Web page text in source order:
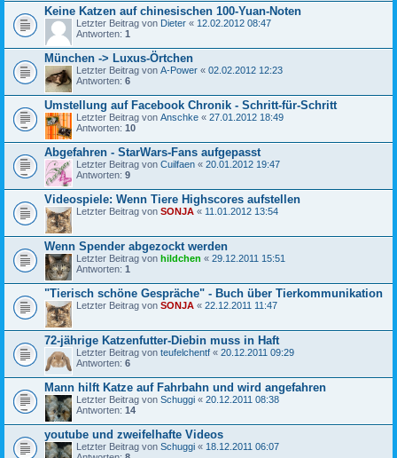
Keine Katzen auf chinesischen 100-Yuan-Noten
Letzter Beitrag von Dieter « 12.02.2012 08:47
Antworten: 1
München -> Luxus-Örtchen
Letzter Beitrag von A-Power « 02.02.2012 12:23
Antworten: 6
Umstellung auf Facebook Chronik - Schritt-für-Schritt
Letzter Beitrag von Anschke « 27.01.2012 18:49
Antworten: 10
Abgefahren - StarWars-Fans aufgepasst
Letzter Beitrag von Cuilfaen « 20.01.2012 19:47
Antworten: 9
Videospiele: Wenn Tiere Highscores aufstellen
Letzter Beitrag von SONJA « 11.01.2012 13:54
Wenn Spender abgezockt werden
Letzter Beitrag von hildchen « 29.12.2011 15:51
Antworten: 1
"Tierisch schöne Gespräche" - Buch über Tierkommunikation
Letzter Beitrag von SONJA « 22.12.2011 11:47
72-jährige Katzenfutter-Diebin muss in Haft
Letzter Beitrag von teufelchentf « 20.12.2011 09:29
Antworten: 6
Mann hilft Katze auf Fahrbahn und wird angefahren
Letzter Beitrag von Schuggi « 20.12.2011 08:38
Antworten: 14
youtube und zweifelhafte Videos
Letzter Beitrag von Schuggi « 18.12.2011 06:07